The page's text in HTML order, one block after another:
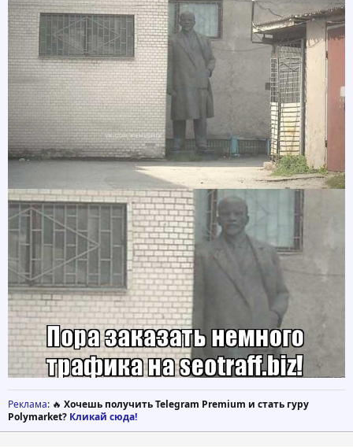
Реклама: 🔥 Хочешь получить Telegram Premium и стать гуру
Polymarket? Кликай сюда!